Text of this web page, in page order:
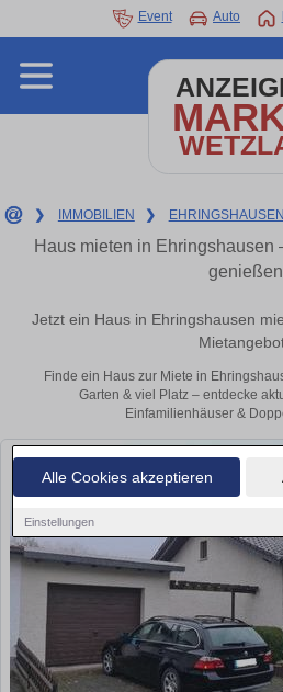
Alle Cookies akzeptieren
Einstellungen
Event Auto
❯ IMMOBILIEN ❯ EHRINGSHAUSEN
Haus mieten in Ehringshausen
genießen
Jetzt ein Haus in Ehringshausen
Finde ein Haus zur Miete in
Garten & viel Platz – entdecke
Einfamilienhäuser &